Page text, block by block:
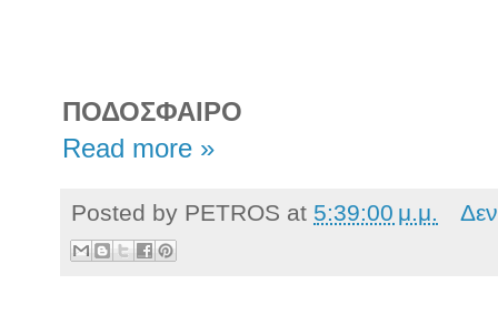
ΠΟΔΟΣΦΑΙΡΟ
Read more »
Posted by PETROS at 5:39:00 μ.μ.